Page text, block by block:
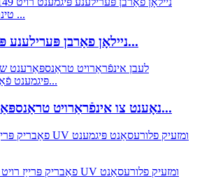
ניילאָן פאַרבן פּערילענע פּיגמענט...
נאָענט צו אינפֿראַרויט טראַנספּאַרענט ב...